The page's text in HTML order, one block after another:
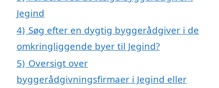
Jegind
4) Søg efter en dygtig byggerådgiver i de
omkringliggende byer til Jegind?
5) Oversigt over
byggerådgivningsfirmaer i Jegind eller